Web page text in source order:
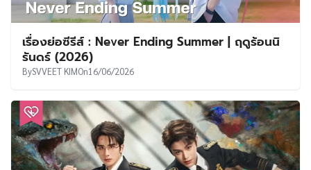
เรื่องย่อซีรีส์ : Never Ending Summer | ฤดูร้อนนิ
รันดร์ (2026)
BySVVEET KIMOn16/06/2026